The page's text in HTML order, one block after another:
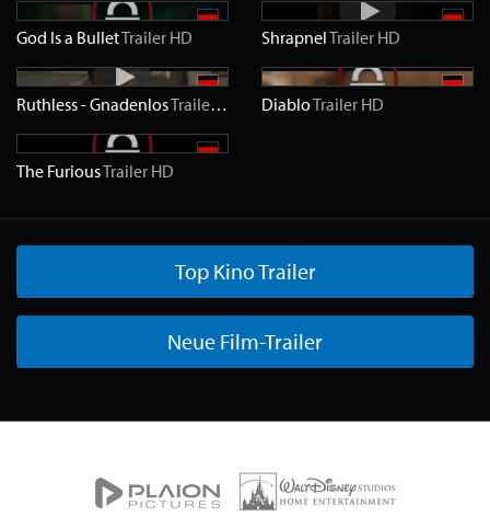
God Is a BulletTrailer HD ShrapnelTrailer HD
Ruthless - GnadenlosTrailer HD DiabloTrailer HD
The FuriousTrailer HD
Top Kino Trailer
Neue Film-Trailer